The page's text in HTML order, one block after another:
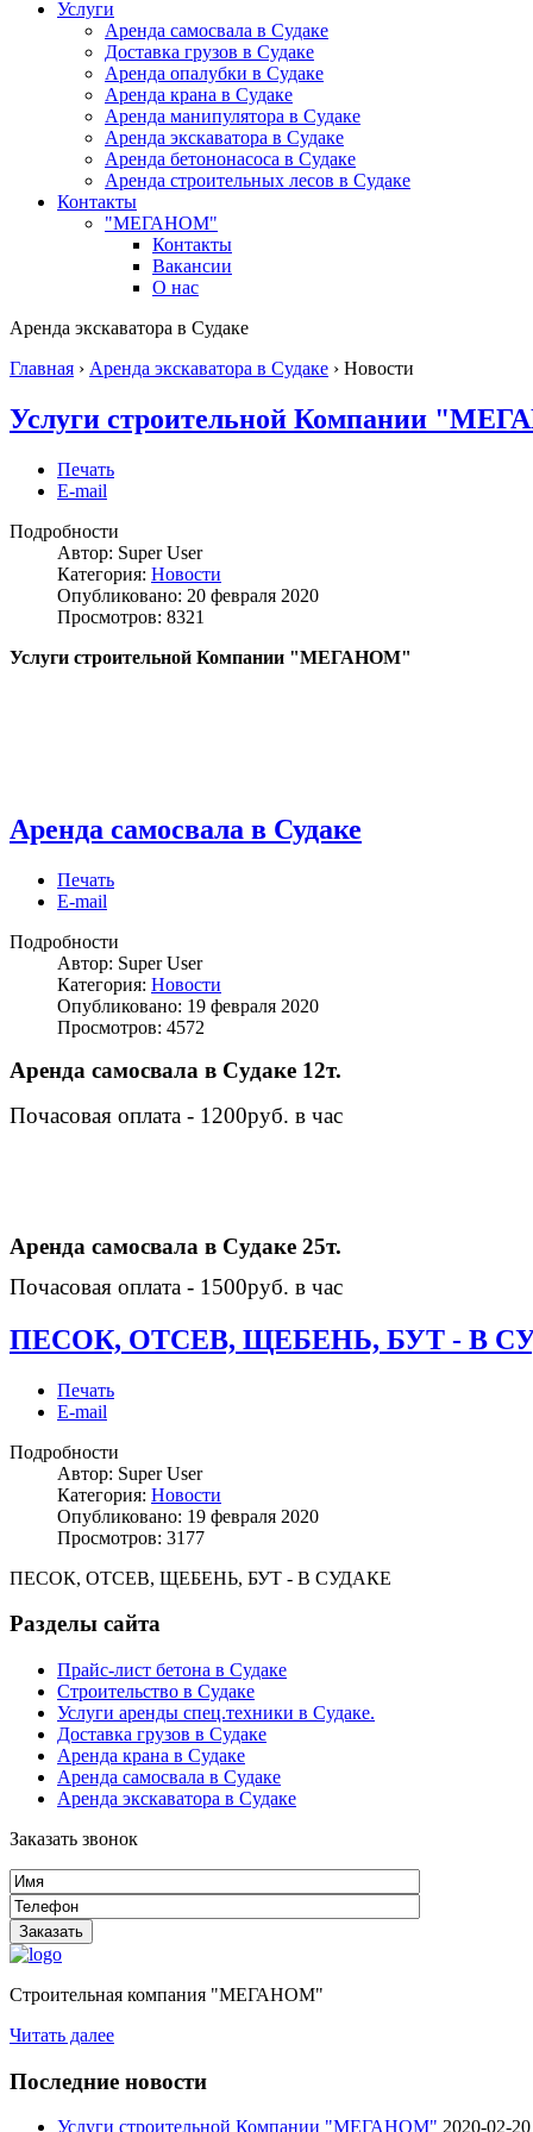
Услуги
Аренда самосвала в Судаке
Доставка грузов в Судаке
Аренда опалубки в Судаке
Аренда крана в Судаке
Аренда манипулятора в Судаке
Аренда экскаватора в Судаке
Аренда бетононасоса в Судаке
Аренда строительных лесов в Судаке
Контакты
"МЕГАНОМ"
Контакты
Вакансии
О нас
Аренда экскаватора в Судаке
Главная › Аренда экскаватора в Судаке › Новости
Услуги строительной Компании
Печать
E-mail
Подробности
Автор: Super User
Категория: Новости
Опубликовано: 20 февраля 2020
Просмотров: 8321
Услуги строительной Компании "МЕГАНОМ"
Аренда самосвала в Судаке
Печать
E-mail
Подробности
Автор: Super User
Категория: Новости
Опубликовано: 19 февраля 2020
Просмотров: 4572
Аренда самосвала в Судаке 12т.
Почасовая оплата - 1200руб. в час
Аренда самосвала в Судаке 25т.
Почасовая оплата - 1500руб. в час
ПЕСОК, ОТСЕВ, ЩЕБЕНЬ, БУТ - В
Печать
E-mail
Подробности
Автор: Super User
Категория: Новости
Опубликовано: 19 февраля 2020
Просмотров: 3177
ПЕСОК, ОТСЕВ, ЩЕБЕНЬ, БУТ - В СУДАКЕ
Разделы сайта
Прайс-лист бетона в Судаке
Строительство в Судаке
Услуги аренды спец.техники в Судаке.
Доставка грузов в Судаке
Аренда крана в Судаке
Аренда самосвала в Судаке
Аренда экскаватора в Судаке
Заказать звонок
Строительная компания "МЕГАНОМ"
Читать далее
Последние новости
Услуги строительной Компании "МЕГАНОМ" 2020-02-